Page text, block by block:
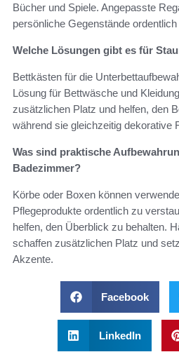
Bücher und Spiele. Angepasste
persönliche Gegenstände
Welche Lösungen gibt es für
Bettkästen für die
Lösung für Bettwäsche und
zusätzlichen Platz und helfen, den
während sie gleichzeitig dekorative
Was sind praktische
Badezimmer?
Körbe oder Boxen können
Pflegeprodukte ordentlich zu
helfen, den Überblick zu behalten.
schaffen zusätzlichen Platz und
Akzente.
Facebook
LinkedIn